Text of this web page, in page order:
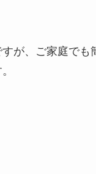
が、ご家庭でも